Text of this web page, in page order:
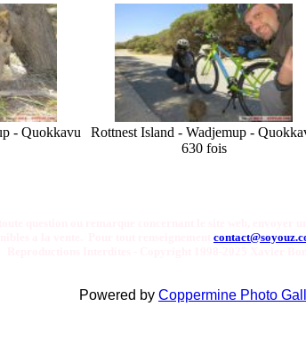
- Quokkavu
Rottnest Island - Wadjemup - Quokka
630 fois
Powered by Coppermine Photo